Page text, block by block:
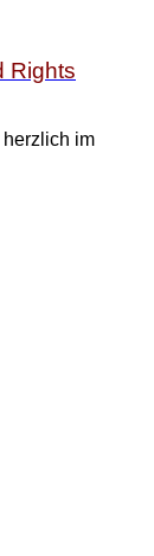
Rights
im